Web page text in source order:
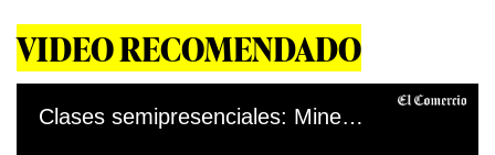
VIDEO RECOMENDADO
Clases semipresenciales: Minedu informa que comenzarán la próxima semana en un colegio público de Miraflores